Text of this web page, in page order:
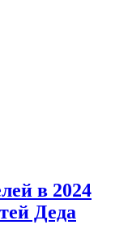
в 2024
Деда